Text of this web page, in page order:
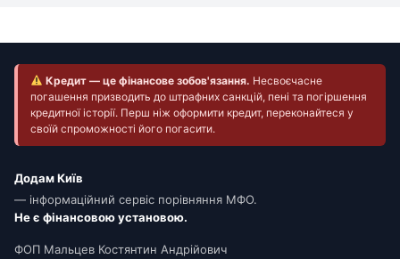
Кредит — це фінансове зобов'язання. Несвоєчасне
погашення призводить до штрафних санкцій, пені та погіршення
кредитної історії. Перш ніж оформити кредит, переконайтеся у
своїй спроможності його погасити.
Додам Київ
— інформаційний сервіс порівняння МФО.
Не є фінансовою установою.
ФОП Мальцев Костянтин Андрійович